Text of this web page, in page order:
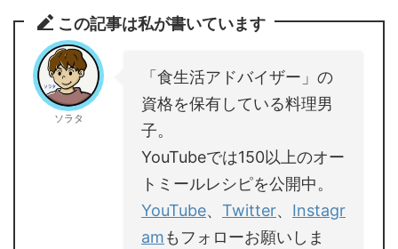
この記事は私が書いています
ソラタ
「食生活アドバイザー」の
資格を保有している料理男
子。
YouTubeでは150以上のオー
トミールレシピを公開中。
YouTube、 Twitter、 Instagr
amもフォローお願いしま